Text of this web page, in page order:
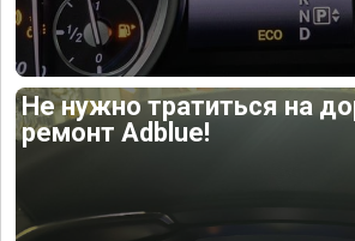
Не нужно тратиться на
ремонт Adblue!